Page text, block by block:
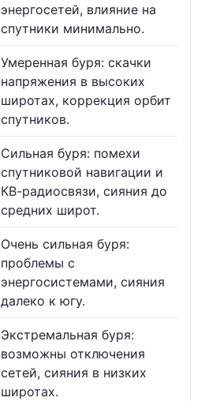
энергосетей, влияние на
спутники минимально.
Умеренная буря: скачки
напряжения в высоких
широтах, коррекция орбит
спутников.
Сильная буря: помехи
спутниковой навигации и
КВ-радиосвязи, сияния до
средних широт.
Очень сильная буря:
проблемы с
энергосистемами, сияния
далеко к югу.
Экстремальная буря:
возможны отключения
сетей, сияния в низких
широтах.